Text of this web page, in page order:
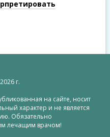
г.
на сайте, носит
характер и не является
Обязательно
лечащим врачом!